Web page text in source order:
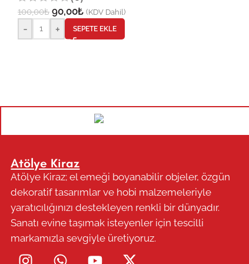
100,00₺ 90,00₺ (KDV Dahil)
- + SEPETE EKLE
Atölye Kiraz
Atölye Kiraz; el emeği boyanabilir objeler, özgün
dekoratif tasarımlar ve hobi malzemeleriyle
yaratıcılığınızı destekleyen renkli bir dünyadır.
Sanatı evine taşımak isteyenler için tescilli
markamızla sevgiyle üretiyoruz.